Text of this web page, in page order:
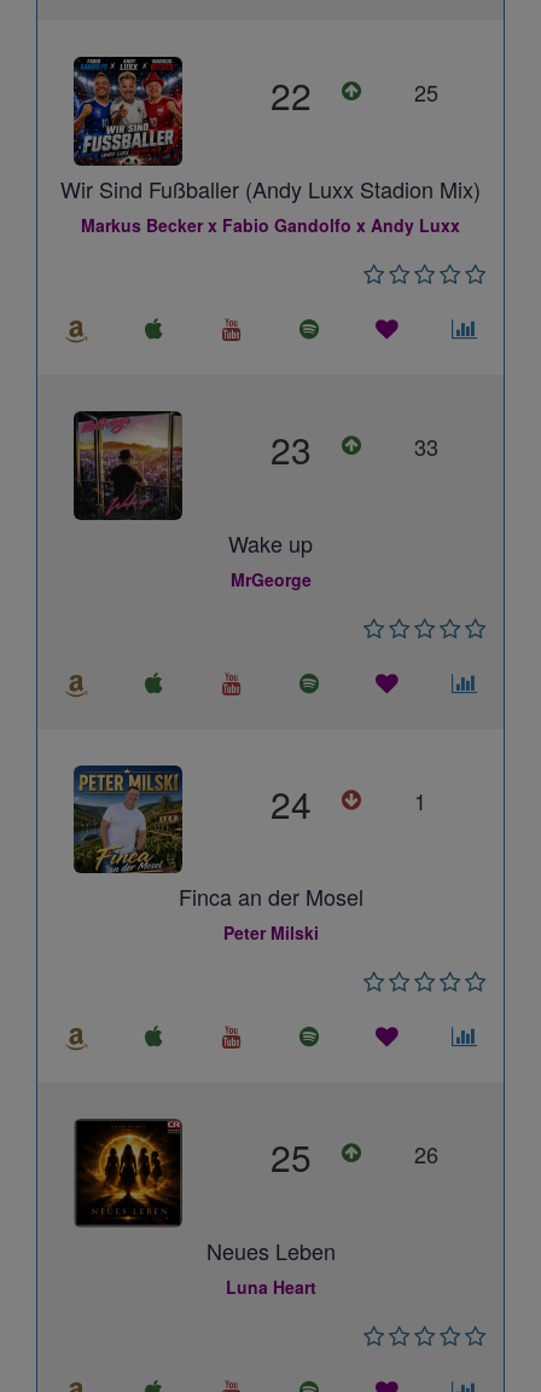
22 25
Wir Sind Fußballer (Andy Luxx Stadion Mix)
Markus Becker x Fabio Gandolfo x Andy Luxx
23 33
Wake up
MrGeorge
24 1
Finca an der Mosel
Peter Milski
25 26
Neues Leben
Luna Heart